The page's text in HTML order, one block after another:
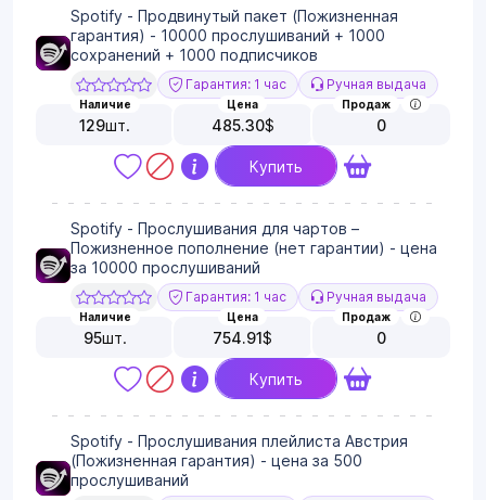
Spotify - Продвинутый пакет (Пожизненная
гарантия) - 10000 прослушиваний + 1000
сохранений + 1000 подписчиков
Гарантия: 1 час Ручная выдача
Наличие
129шт.
Цена
485.30$
Продаж
0
Купить
Spotify - Прослушивания для чартов –
Пожизненное пополнение (нет гарантии) - цена
за 10000 прослушиваний
Гарантия: 1 час Ручная выдача
Наличие
95шт.
Цена
754.91$
Продаж
0
Купить
Spotify - Прослушивания плейлиста Австрия
(Пожизненная гарантия) - цена за 500
прослушиваний